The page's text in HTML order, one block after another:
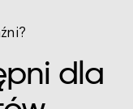
dla